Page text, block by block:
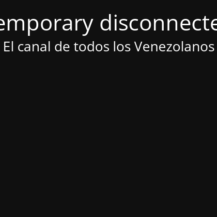
El canal de todos los Venezolanos